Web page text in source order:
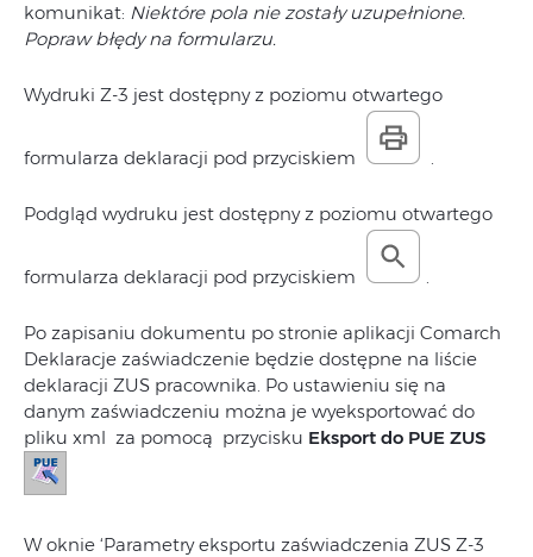
komunikat: Niektóre pola nie zostały uzupełnione.
Popraw błędy na formularzu.
Wydruki Z-3 jest dostępny z poziomu otwartego
formularza deklaracji pod przyciskiem .
Podgląd wydruku jest dostępny z poziomu otwartego
formularza deklaracji pod przyciskiem .
Po zapisaniu dokumentu po stronie aplikacji Comarch
Deklaracje zaświadczenie będzie dostępne na liście
deklaracji ZUS pracownika. Po ustawieniu się na
danym zaświadczeniu można je wyeksportować do
pliku xml za pomocą przycisku Eksport do PUE ZUS
W oknie ‘Parametry eksportu zaświadczenia ZUS Z-3